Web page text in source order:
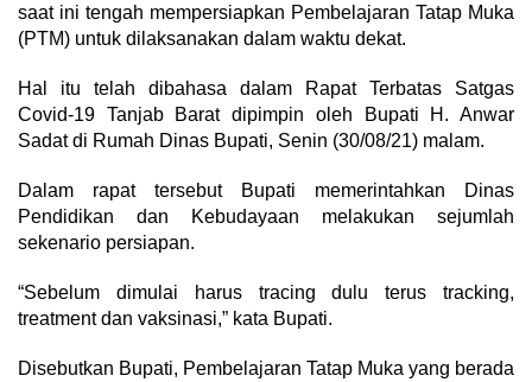
saat ini tengah mempersiapkan Pembelajaran Tatap Muka
(PTM) untuk dilaksanakan dalam waktu dekat.
Hal itu telah dibahasa dalam Rapat Terbatas Satgas
Covid-19 Tanjab Barat dipimpin oleh Bupati H. Anwar
Sadat di Rumah Dinas Bupati, Senin (30/08/21) malam.
Dalam rapat tersebut Bupati memerintahkan Dinas
Pendidikan dan Kebudayaan melakukan sejumlah
sekenario persiapan.
“Sebelum dimulai harus tracing dulu terus tracking,
treatment dan vaksinasi,” kata Bupati.
Disebutkan Bupati, Pembelajaran Tatap Muka yang berada